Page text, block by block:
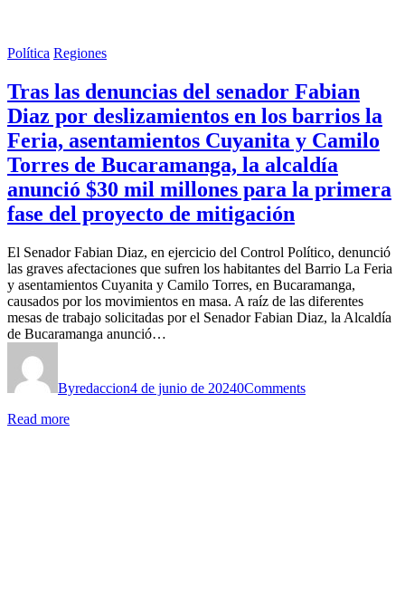
Política Regiones
Tras las denuncias del senador Fabian
Diaz por deslizamientos en los barrios la
Feria, asentamientos Cuyanita y Camilo
Torres de Bucaramanga, la alcaldía
anunció $30 mil millones para la primera
fase del proyecto de mitigación
El Senador Fabian Diaz, en ejercicio del Control Político, denunció
las graves afectaciones que sufren los habitantes del Barrio La Feria
y asentamientos Cuyanita y Camilo Torres, en Bucaramanga,
causados por los movimientos en masa. A raíz de las diferentes
mesas de trabajo solicitadas por el Senador Fabian Diaz, la Alcaldía
de Bucaramanga anunció…
Byredaccion4 de junio de 20240Comments
Read more